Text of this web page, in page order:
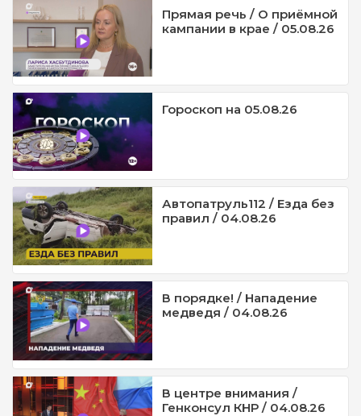
Прямая речь / О приёмной
кампании в крае / 05.08.26
Гороскоп на 05.08.26
Автопатруль112 / Езда без
правил / 04.08.26
В порядке! / Нападение
медведя / 04.08.26
В центре внимания /
Генконсул КНР / 04.08.26